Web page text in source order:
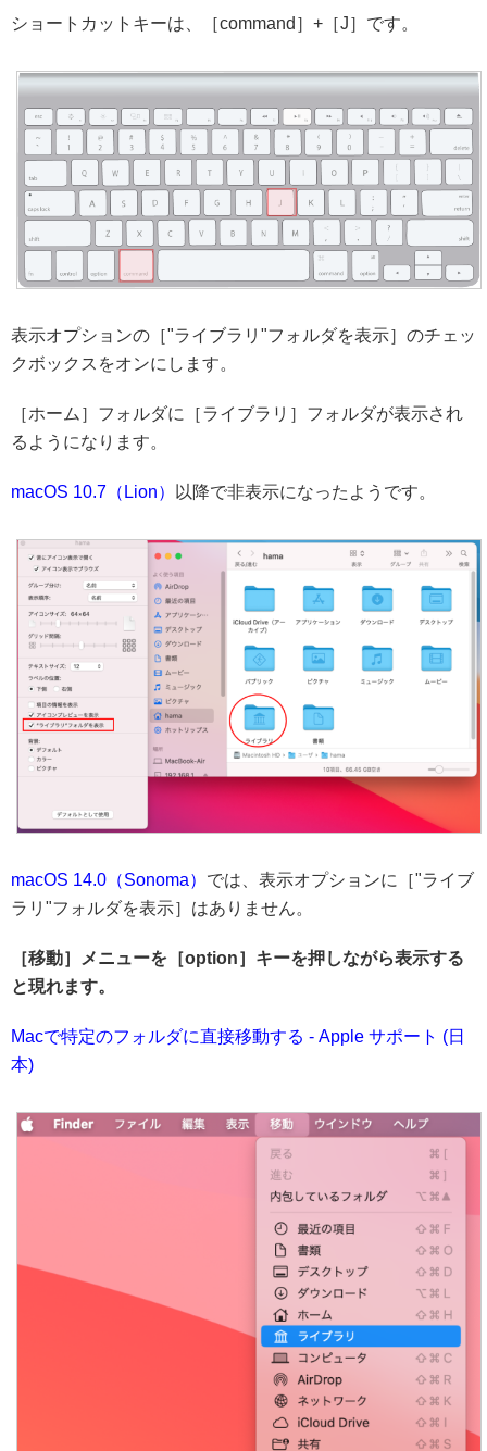
ショートカットキーは、［command］+［J］です。
表示オプションの［"ライブラリ"フォルダを表示］のチェッ
クボックスをオンにします。
［ホーム］フォルダに［ライブラリ］フォルダが表示され
るようになります。
macOS 10.7（Lion） 以降で非表示になったようです。
macOS 14.0（Sonoma） では、表示オプションに［"ライブ
ラリ"フォルダを表示］はありません。
［移動］メニューを［option］キーを押しながら表示する
と現れます。
Macで特定のフォルダに直接移動する - Apple サポート (日
本)